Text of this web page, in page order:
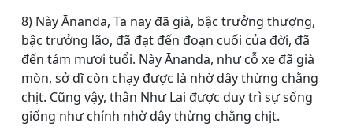
8) Này Ānanda, Ta nay đã già, bậc trưởng thượng,
bậc trưởng lão, đã đạt đến đoạn cuối của đời, đã
đến tám mươi tuổi. Này Ānanda, như cỗ xe đã già
mòn, sở dĩ còn chạy được là nhờ dây thừng chằng
chịt. Cũng vậy, thân Như Lai được duy trì sự sống
giống như chính nhờ dây thừng chằng chịt.